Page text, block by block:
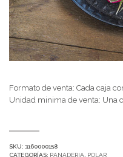
Formato de venta: Cada caja
Unidad minima de venta: Una
SKU: 3160000158
CATEGORÍAS: PANADERIA
POLAR